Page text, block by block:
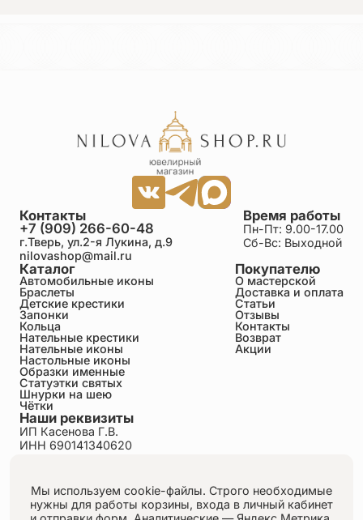
Каталог
Автомобильные иконы
Браслеты
Детские крестики
Запонки
Кольца
Нательные крестики
Нательные иконы
Настольные иконы
Образки именные
Статуэтки святых
Шнурки на шею
Чётки
Покупателю
О мастерской
Доставка и оплата
Статьи
Отзывы
Контакты
Возврат
Акции
Время работы
Пн-Пт: 9.00-17.00
Сб-Вс: Выходной
Контакты
+7 (909) 266-60-48
г.Тверь, ул.2-я Лукина, д.9
nilovashop@mail.ru
Наши реквизиты
ИП Касенова Г.В.
ИНН 690141340620
Пользовательское соглашение
Публичная оферта
Согласие на обработку персональных данных
Мы используем cookie-файлы. Строго необходимые
нужны для работы корзины, входа в личный кабинет